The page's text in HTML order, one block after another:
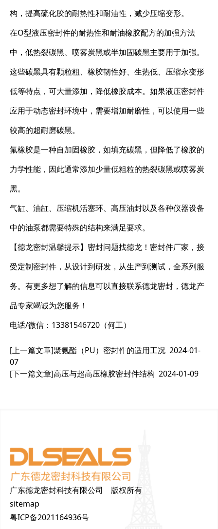
构，提高硫化胶的耐热性和耐油性，减少压缩变形。
在O型液压密封件的耐热性和耐油橡胶配方的加强方法
中，低热裂碳黑、喷雾炭黑或半加固碳黑主要用于加强。
这些碳黑具有颗粒粗、橡胶韧性好、生热低、压缩永变形
低等特点，可大量添加，降低橡胶成本。如果液压密封件
应用于动态密封环境中，需要增加耐磨性，可以使用一些
较高的超耐磨碳黑。
氟橡胶是一种自加固橡胶，如填充碳黑，但降低了橡胶的
力学性能，因此通常添加少量低粗粒的热裂碳黑或喷雾炭
黑。
气缸、油缸、压缩机活塞环、高压油封以及各种仪器设备
中的油泵都需要特殊的结构来满足要求。
【德龙密封温馨提示】密封问题找德龙！密封件厂家，接
受定制密封件，从设计到研发，从生产到测试，全系列服
务。有更多想了解的信息可以直接联系德龙密封，德龙产
品专家竭诚为您服务！
电话/微信：13381546720（何工）
[上一篇文章]聚氨酯（PU）密封件的适用工况 2024-01-
07
[下一篇文章]高压与超高压橡胶密封件结构 2024-01-09
广东德龙密封科技有限公司 版权所有
sitemap
粤ICP备2021164936号